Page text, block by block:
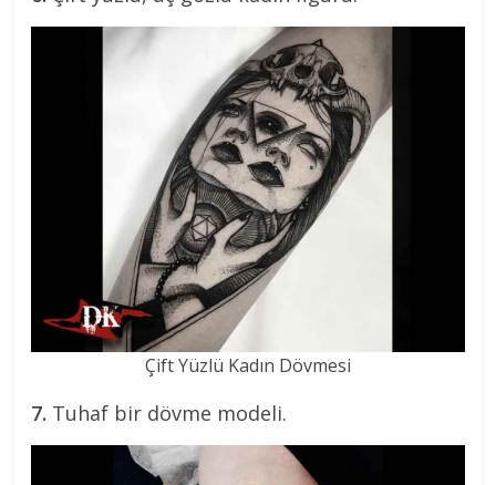
Çift Yüzlü Kadın Dövmesi
7. Tuhaf bir dövme modeli.